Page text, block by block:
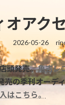
オアク
最
更
新
日
時
:
2026-05-26
頭発売。亀吉レ
売の季刊オーデ
はこちら。